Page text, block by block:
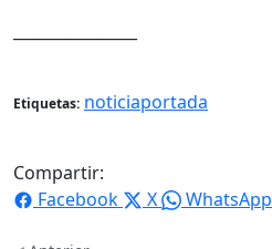
Etiquetas: noticiaportada
Compartir:
Facebook
X WhatsApp